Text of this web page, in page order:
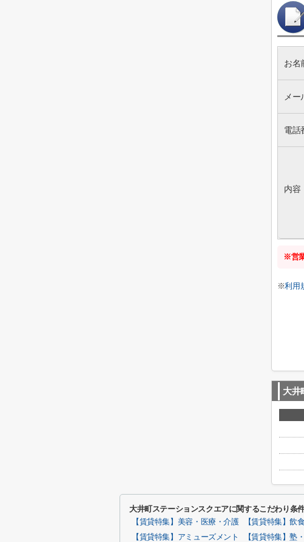
お名
メー
電話
内容
※営
※利用
大井
大井町ステーションスクエアに関するこだわり条
【賃貸特集】美容・医療・介護 【賃貸特集】飲
【賃貸特集】アミューズメント
【賃貸特集】塾